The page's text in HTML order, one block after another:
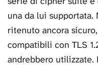
una da lui supportata.
ritenuto ancora
compatibili con TLS
andrebbero utilizzate.